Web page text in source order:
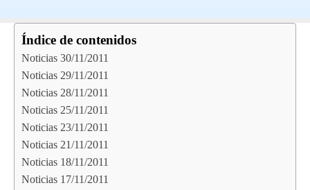
Índice de contenidos
Noticias 30/11/2011
Noticias 29/11/2011
Noticias 28/11/2011
Noticias 25/11/2011
Noticias 23/11/2011
Noticias 21/11/2011
Noticias 18/11/2011
Noticias 17/11/2011